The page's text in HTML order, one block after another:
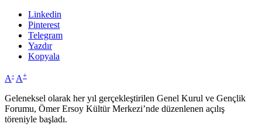
Linkedin
Pinterest
Telegram
Yazdır
Kopyala
A- A+
Geleneksel olarak her yıl gerçekleştirilen Genel Kurul ve Gençlik
Forumu, Ömer Ersoy Kültür Merkezi’nde düzenlenen açılış
töreniyle başladı.